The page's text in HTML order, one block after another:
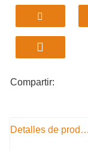
Estructura
Motor de
velocidades
Bajo costo
mantenimiento.
Compartir:
Detalles de producto